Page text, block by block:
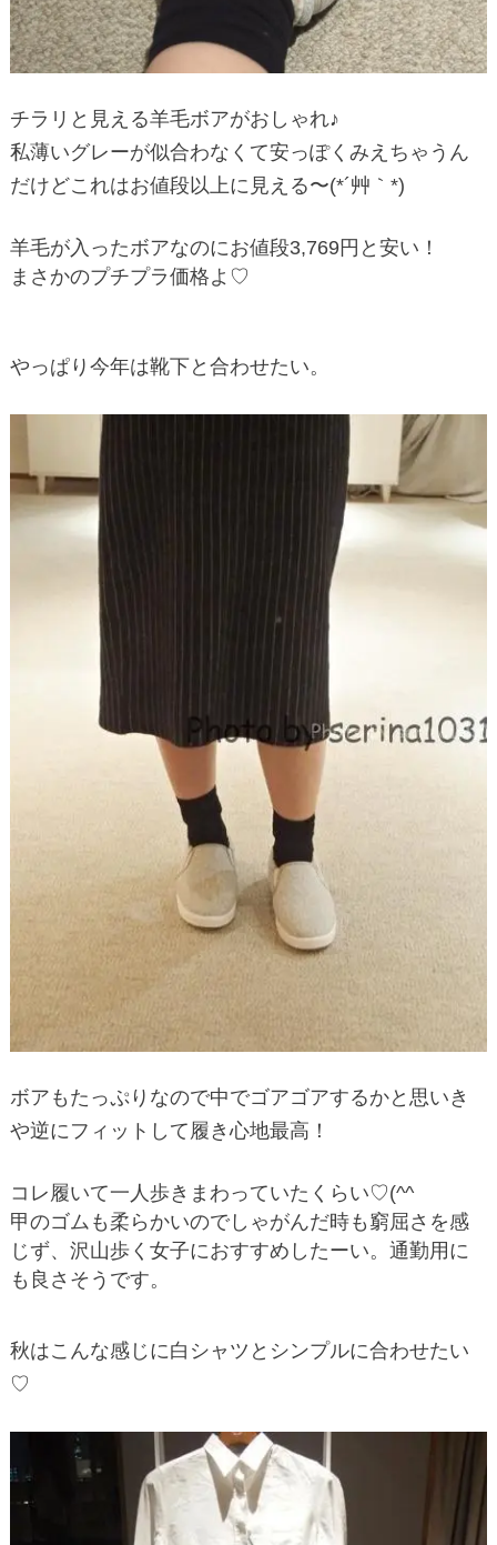
チラリと見える羊毛ボアがおしゃれ♪
私薄いグレーが似合わなくて安っぽくみえちゃうん
だけどこれはお値段以上に見える〜(*´艸｀*)
羊毛が入ったボアなのにお値段3,769円と安い！
まさかのプチプラ価格よ♡
やっぱり今年は靴下と合わせたい。
ボアもたっぷりなので中でゴアゴアするかと思いき
や逆にフィットして履き心地最高！
コレ履いて一人歩きまわっていたくらい♡(^^ゞ
甲のゴムも柔らかいのでしゃがんだ時も窮屈さを感
じず、沢山歩く女子におすすめしたーい。通勤用に
も良さそうです。
秋はこんな感じに白シャツとシンプルに合わせたい
♡